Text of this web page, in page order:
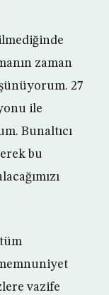
zaman
27
ile
Bunaltıcı
bu
vazife